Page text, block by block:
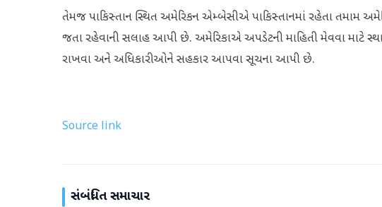
તેમજ પાકિસ્તાન સ્થિત અમેરિકન એમ્બેસીએ પાકિસ્તાનમાં રહેતા તમામ
જતા રહેવાની સલાહ આપી છે. અમેરિકાએ અપડેટની માહિતી મેવવા માટે
રાખવા અને અધિકારીઓને સહકાર આપવા સૂચના આપી છે.
Source link
સંબંધિત સમાચાર